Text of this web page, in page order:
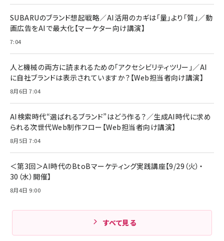
￥880
ママ投資家が育休中に１億貯めた株式投資
組織の成果を最大化する ルールのデザイン
￥1,980
Amazonランキングをもっと見る
￥6,980
全ワイヤレスイヤホン/アクティブノイズキャンセリ
技術基準適合】ブラック
￥5,990
ケーブル Anker絡まないケーブル 240W 結束バン
ド付き USB PD対応 シリコン素材採用 iPhone
17 / 16 / 15 / Galaxy iPad Pro MacBook
Pro/Air 各種対応 (1.8m ミッドナイトブラック)
￥1,890
Pro/Air 各種対応 (1.8m ミッドナイトブラック)
￥1,890
サッポロ 生ビール 黒ラベル 350ml 缶 24本 ビー
ル ケース買い【6/30応募〆切! 黒ラベルビヤセラー
￥4,857
SUBARUのブランド想起戦略／AI活用のカギは「量」より「質」／動
画広告をAIで最大化【マーケター向け講演】
7:04
人と機械の両方に読まれるための「アクセシビリティツリー」／AI
に自社ブランドは表示されていますか？【Web担当者向け講演】
8月6日 7:04
AI検索時代“選ばれるブランド”はどう作る？／生成AI時代に求め
られる次世代Web制作フロー【Web担当者向け講演】
8月5日 7:04
＜第3回＞AI時代のBtoBマーケティング実践講座【9/29（火）・
30（水）開催】
8月4日 9:00
すべて見る